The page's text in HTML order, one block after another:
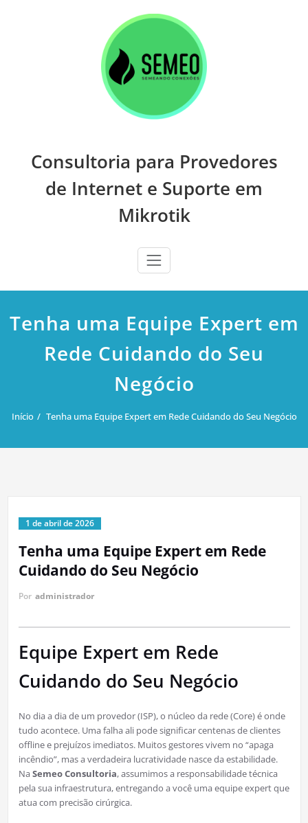
Consultoria para Provedores
de Internet e Suporte em
Mikrotik
Tenha uma Equipe Expert em
Rede Cuidando do Seu
Negócio
Início Tenha uma Equipe Expert em Rede Cuidando do Seu Negócio
1 de abril de 2026
Tenha uma Equipe Expert em Rede
Cuidando do Seu Negócio
Por administrador
Equipe Expert em Rede
Cuidando do Seu Negócio
No dia a dia de um provedor (ISP), o núcleo da rede (Core) é onde
tudo acontece. Uma falha ali pode significar centenas de clientes
offline e prejuízos imediatos. Muitos gestores vivem no “apaga
incêndio”, mas a verdadeira lucratividade nasce da estabilidade.
NaSemeo Consultoria, assumimos a responsabilidade técnica
pela sua infraestrutura, entregando a você uma equipe expert que
atua com precisão cirúrgica.